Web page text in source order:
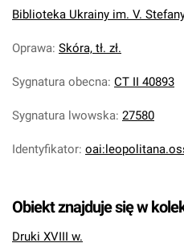
Biblioteka Ukrainy im. V.
Oprawa: Skóra, tł. zł.
Sygnatura obecna: CT II 40893
Sygnatura lwowska: 27580
Identyfikator:
Obiekt znajduje się w
Druki XVIII w.